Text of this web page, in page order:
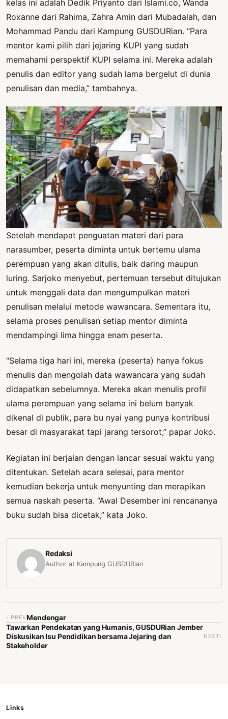
kelas ini adalah Dedik Priyanto dari Islami.co, Wanda
Roxanne dari Rahima, Zahra Amin dari Mubadalah, dan
Mohammad Pandu dari Kampung GUSDURian. “Para
mentor kami pilih dari jejaring KUPI yang sudah
memahami perspektif KUPI selama ini. Mereka adalah
penulis dan editor yang sudah lama bergelut di dunia
penulisan dan media,” tambahnya.
Setelah mendapat penguatan materi dari para
narasumber, peserta diminta untuk bertemu ulama
perempuan yang akan ditulis, baik daring maupun
luring. Sarjoko menyebut, pertemuan tersebut ditujukan
untuk menggali data dan mengumpulkan materi
penulisan melalui metode wawancara. Sementara itu,
selama proses penulisan setiap mentor diminta
mendampingi lima hingga enam peserta.
“Selama tiga hari ini, mereka (peserta) hanya fokus
menulis dan mengolah data wawancara yang sudah
didapatkan sebelumnya. Mereka akan menulis profil
ulama perempuan yang selama ini belum banyak
dikenal di publik, para bu nyai yang punya kontribusi
besar di masyarakat tapi jarang tersorot,” papar Joko.
Kegiatan ini berjalan dengan lancar sesuai waktu yang
ditentukan. Setelah acara selesai, para mentor
kemudian bekerja untuk menyunting dan merapikan
semua naskah peserta. “Awal Desember ini rencananya
buku sudah bisa dicetak,” kata Joko.
Redaksi
Author at Kampung GUSDURian
‹ PREVMendengar
Tawarkan Pendekatan yang Humanis, GUSDURian Jember
Diskusikan Isu Pendidikan bersama Jejaring dan
Stakeholder
NEXT›
Links